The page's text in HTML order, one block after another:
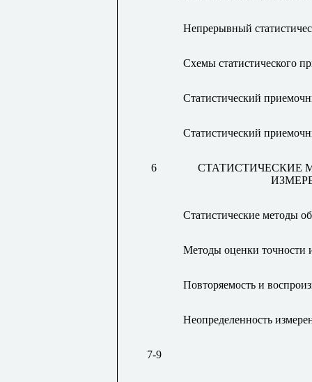
Непрерывный
Схемы статистического
Статистический
Статистический
6
СТАТИСТИЧЕСКИЕ
Статистические методы
Методы оценки точности
Повторяемость и
Неопределенность
7-9